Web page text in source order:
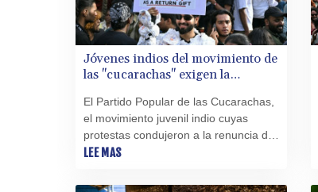
Jóvenes indios del movimiento de
las "cucarachas" exigen la
manifestantes
El Partido Popular de las Cucarachas,
el movimiento juvenil indio cuyas
protestas condujeron a la renuncia del
ministro de Educación, instó este
todos los manifestantes detenidos
LEE MAS